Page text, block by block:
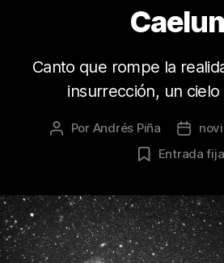
Canto que rompe la
insurrección, un
Autor
Por Andrés Piña
Fecha
de
Entrada fija